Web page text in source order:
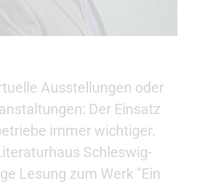
Ausstellungen oder
Der Einsatz
immer wichtiger.
Schleswig-
Lesung zum Werk "Ein